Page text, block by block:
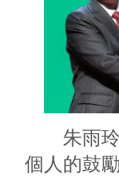
朱雨
個人的鼓